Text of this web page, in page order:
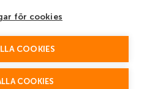
för cookies
COOKIES
COOKIES
and the Google
of Service apply.